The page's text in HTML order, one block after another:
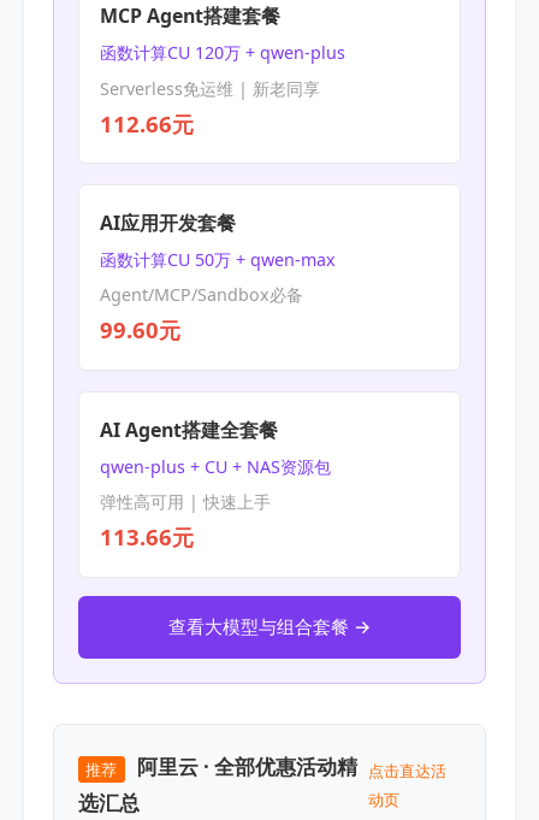
MCP Agent搭建套餐
函数计算CU 120万 + qwen-plus
Serverless免运维 | 新老同享
112.66元
AI应用开发套餐
函数计算CU 50万 + qwen-max
Agent/MCP/Sandbox必备
99.60元
AI Agent搭建全套餐
qwen-plus + CU + NAS资源包
弹性高可用 | 快速上手
113.66元
查看大模型与组合套餐 →
推荐
阿里云 · 全部优惠活动精
选汇总
点击直达活
动页